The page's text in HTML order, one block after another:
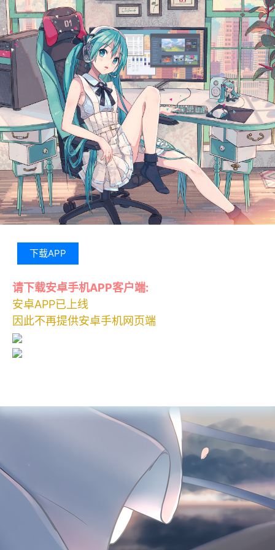
下载APP
请下载安卓手机APP客户端:
安卓APP已上线
因此不再提供安卓手机网页端